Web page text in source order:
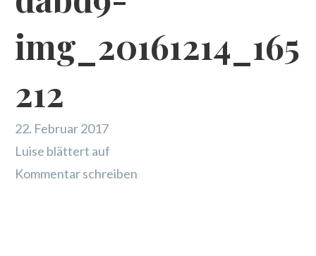
img_20161214_165
212
22. Februar 2017
Luise blättert auf
Kommentar schreiben